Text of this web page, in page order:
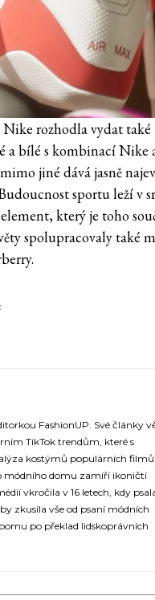
rozhodla vydat také
a bílé s kombinací Nike
jiné dává jasně
sportu leží v
který je toho
spolupracovaly také
hlavackova/
FashionUP. Své články
TikTok trendům, které s
kostýmů populárních
módního domu zamíří ikoničtí
vkročila v 16 letech, kdy
zkusila vše od psaní módních
po překlad lidskoprávních